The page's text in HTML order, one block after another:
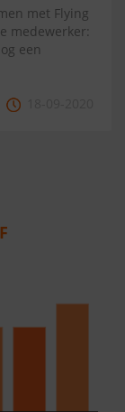
met Flying
medewerker:
een